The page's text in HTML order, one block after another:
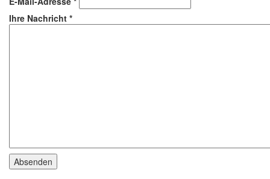
Ihre Nachricht *
Absenden